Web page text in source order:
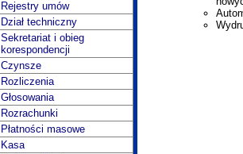
Rejestry umów
Dział techniczny
Sekretariat i obieg
korespondencji
Czynsze
Rozliczenia
Głosowania
Rozrachunki
Płatności masowe
Kasa